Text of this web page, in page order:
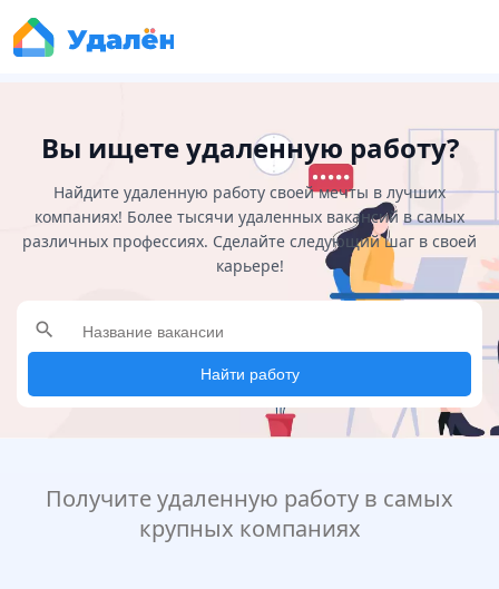
Вы ищете удаленную работу?
Найдите удаленную работу своей мечты в лучших
компаниях! Более тысячи удаленных вакансий в самых
различных профессиях. Сделайте следующий шаг в своей
карьере!
search
Найти работу
Получите удаленную работу в самых
крупных компаниях